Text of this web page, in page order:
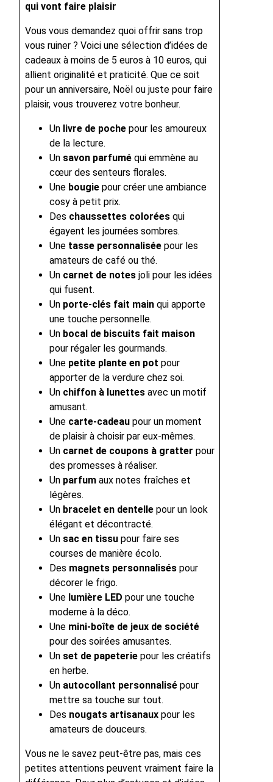
qui vont faire plaisir
Vous vous demandez quoi offrir sans trop
vous ruiner ? Voici une sélection d’idées de
cadeaux à moins de 5 euros à 10 euros, qui
allient originalité et praticité. Que ce soit
pour un anniversaire, Noël ou juste pour faire
plaisir, vous trouverez votre bonheur.
Un livre de poche pour les amoureux
de la lecture.
Un savon parfumé qui emmène au
cœur des senteurs florales.
Une bougie pour créer une ambiance
cosy à petit prix.
Des chaussettes colorées qui
égayent les journées sombres.
Une tasse personnalisée pour les
amateurs de café ou thé.
Un carnet de notes joli pour les idées
qui fusent.
Un porte-clés fait main qui apporte
une touche personnelle.
Un bocal de biscuits fait maison
pour régaler les gourmands.
Une petite plante en pot pour
apporter de la verdure chez soi.
Un chiffon à lunettes avec un motif
amusant.
Une carte-cadeau pour un moment
de plaisir à choisir par eux-mêmes.
Un carnet de coupons à gratter pour
des promesses à réaliser.
Un parfum aux notes fraîches et
légères.
Un bracelet en dentelle pour un look
élégant et décontracté.
Un sac en tissu pour faire ses
courses de manière écolo.
Des magnets personnalisés pour
décorer le frigo.
Une lumière LED pour une touche
moderne à la déco.
Une mini-boîte de jeux de société
pour des soirées amusantes.
Un set de papeterie pour les créatifs
en herbe.
Un autocollant personnalisé pour
mettre sa touche sur tout.
Des nougats artisanaux pour les
amateurs de douceurs.
Vous ne le savez peut-être pas, mais ces
petites attentions peuvent vraiment faire la